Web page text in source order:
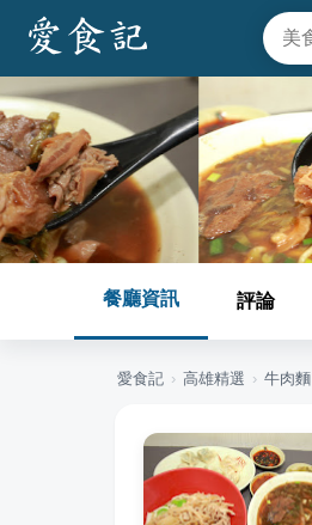
餐廳資訊 評論
愛食記 › 高雄精選 › 牛肉麵